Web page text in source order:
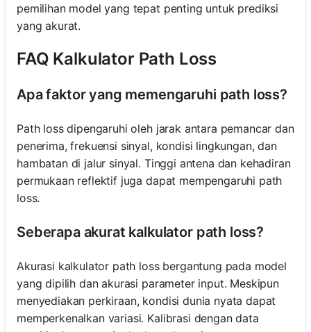
pemilihan model yang tepat penting untuk prediksi
yang akurat.
FAQ Kalkulator Path Loss
Apa faktor yang memengaruhi path loss?
Path loss dipengaruhi oleh jarak antara pemancar dan
penerima, frekuensi sinyal, kondisi lingkungan, dan
hambatan di jalur sinyal. Tinggi antena dan kehadiran
permukaan reflektif juga dapat mempengaruhi path
loss.
Seberapa akurat kalkulator path loss?
Akurasi kalkulator path loss bergantung pada model
yang dipilih dan akurasi parameter input. Meskipun
menyediakan perkiraan, kondisi dunia nyata dapat
memperkenalkan variasi. Kalibrasi dengan data